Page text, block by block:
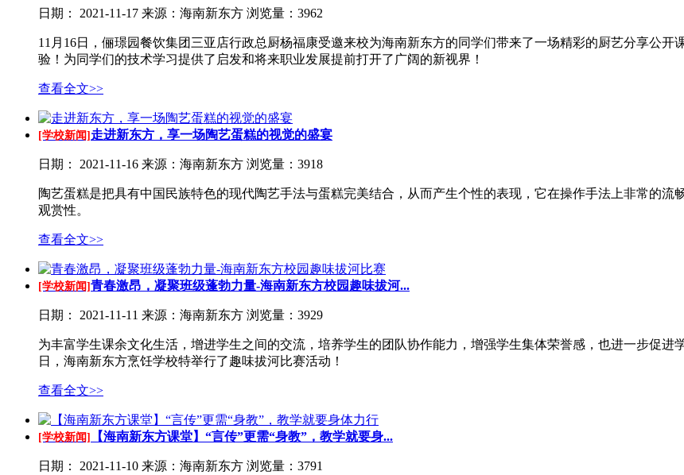
日期： 2021-11-17 来源：海南新东方 浏览量：3962
11月16日，俪璟园餐饮集团三亚店行政总厨杨福康受邀来校为海南新东方的同学们带来了一场精彩的厨艺分享公
验！为同学们的技术学习提供了启发和将来职业发展提前打开了广阔的新视界！
查看全文>>
[学校新闻] 走进新东方，享一场陶艺蛋糕的视觉的盛宴
日期： 2021-11-16 来源：海南新东方 浏览量：3918
陶艺蛋糕是把具有中国民族特色的现代陶艺手法与蛋糕完美结合，从而产生个性的表现，它在操作手法上非常的
观赏性。
查看全文>>
[学校新闻] 青春激昂，凝聚班级蓬勃力量-海南新东方校园趣味拔河...
日期： 2021-11-11 来源：海南新东方 浏览量：3929
为丰富学生课余文化生活，增进学生之间的交流，培养学生的团队协作能力，增强学生集体荣誉感，也进一步促
日，海南新东方烹饪学校特举行了趣味拔河比赛活动！
查看全文>>
[学校新闻] 【海南新东方课堂】“言传”更需“身教”，教学就要身...
日期： 2021-11-10 来源：海南新东方 浏览量：3791